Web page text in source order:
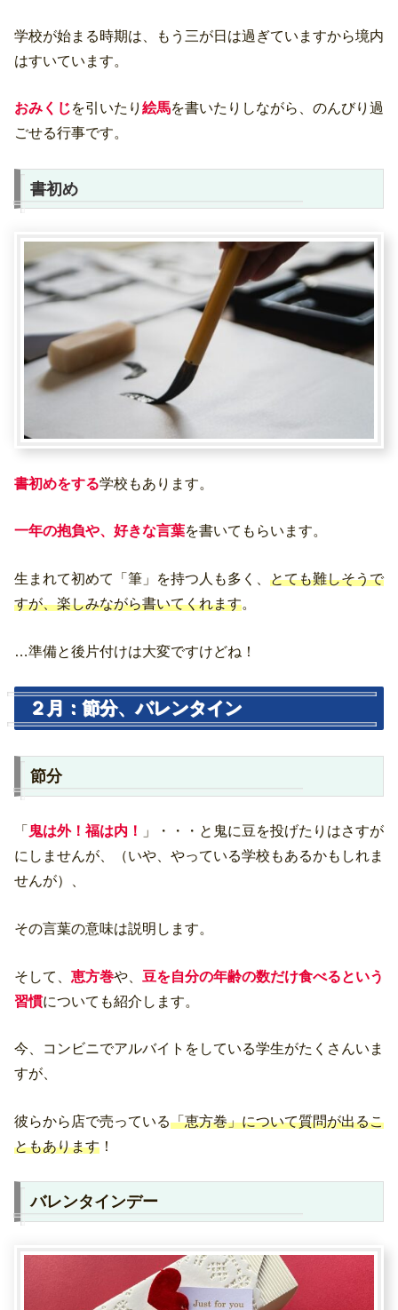
学校が始まる時期は、もう三が日は過ぎていますから境内
はすいています。
おみくじを引いたり 絵馬を書いたりしながら、のんびり過
ごせる行事です。
書初め
書初めをする学校もあります。
一年の抱負や、好きな言葉を書いてもらいます。
生まれて初めて「筆」を持つ人も多く、 とても難しそうで
すが、楽しみながら書いてくれます。
…準備と後片付けは大変ですけどね！
２月：節分、バレンタイン
節分
「 鬼は外！福は内！
」・・・と鬼に豆を投げたりはさすが
にしませんが、（いや、やっている学校もあるかもしれま
せんが）、
その言葉の意味は説明します。
そして、 恵方巻や、 豆を自分の年齢の数だけ食べるという
習慣についても紹介します。
今、コンビニでアルバイトをしている学生がたくさんいま
すが、
彼らから店で売っている「恵方巻」について質問が出るこ
ともあります ！
バレンタインデー